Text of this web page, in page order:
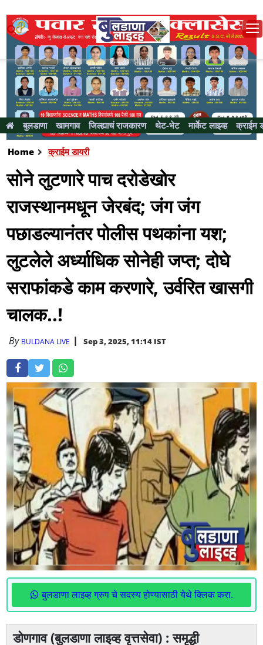
बुलडाणा खामगाव जिल्ह्याचं राजकारण थेट-भेट मार्केट लाइव्ह क्राईम
Home क्राईम डायरी
सोने लुटणारे पाच दरोडेखोर
राजस्थानमधून जेरबंद; जंग जंग
पछाडल्यानंतर पोलीस पथकांना यश;
लुटलेले अर्ध्याधिक सोनेही जप्त; दोघे
सराफांकडे काम करणारे, उर्वरित खासगी
चालक..!
By BULDANA LIVE Sep 3, 2025, 11:14 IST
बुलडाणा लाइव्ह ग्रुप चे सदस्य होण्यासाठी येथे क्लिक करा.
डोणगाव (बुलडाणा लाइव्ह वृत्तसेवा) : समृद्धी